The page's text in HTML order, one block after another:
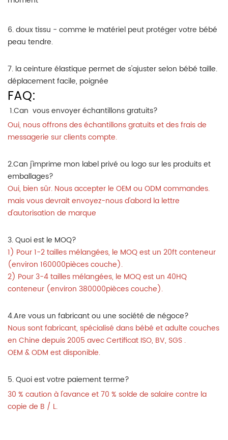
6. doux tissu - comme le matériel peut protéger votre bébé
peau tendre.
7. la ceinture élastique permet de s'ajuster selon bébé taille.
déplacement facile, poignée
FAQ:
1.Can  vous envoyer échantillons gratuits?
Oui, nous offrons des échantillons gratuits et des frais de
messagerie sur clients compte.
2.Can j'imprime mon label privé ou logo sur les produits et
emballages?
Oui, bien sûr. Nous accepter le OEM ou ODM commandes.
mais vous devrait envoyez-nous d'abord la lettre
d'autorisation de marque
3. Quoi est le MOQ?
1) Pour 1-2 tailles mélangées, le MOQ est un 20ft conteneur
(environ 160000pièces couche).
2) Pour 3-4 tailles mélangées, le MOQ est un 40HQ
conteneur (environ 380000pièces couche).
4.Are vous un fabricant ou une société de négoce?
Nous sont fabricant, spécialisé dans bébé et adulte couches
en Chine depuis 2005 avec Certificat ISO, BV, SGS .
OEM & ODM est disponible.
5. Quoi est votre paiement terme?
30 % caution à l'avance et 70 % solde de salaire contre la
copie de B / L.